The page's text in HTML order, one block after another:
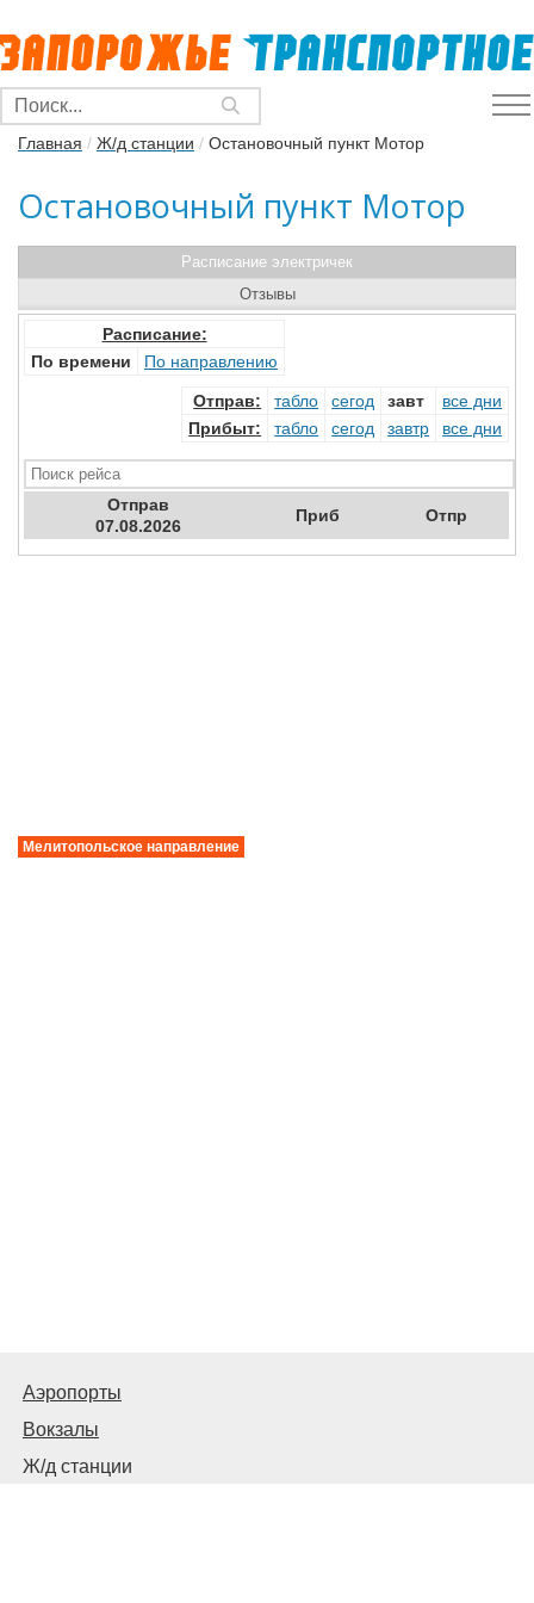
Главная / Ж/д станции / Остановочный пункт Мотор
Остановочный пункт Мотор
Расписание электричек
Расписание:
По времени
По направлению
Отправ: табло сегод завт
все дни
Прибыт: табло сегод завтр все дни
Отправ
07.08.2026
Приб Отпр
Отзывы
Мелитопольское направление
Аэропорты
Вокзалы
Ж/д станции